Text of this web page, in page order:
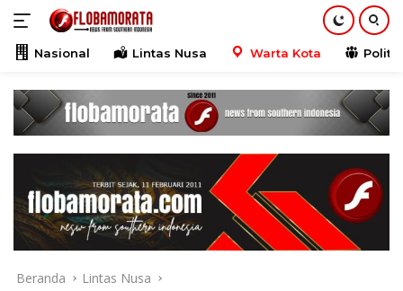
Langsung
kontenNasional Lintas Nusa Warta Kota Politik
Beranda Lintas Nusa